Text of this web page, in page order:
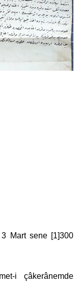
Mart sene [1]300
i çâkerânemde